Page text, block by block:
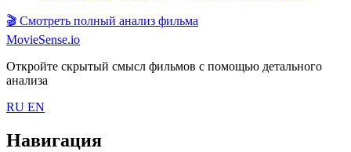
🎬 Смотреть полный анализ фильма
MovieSense.io
Откройте скрытый смысл фильмов с помощью детального
анализа
RU EN
Навигация